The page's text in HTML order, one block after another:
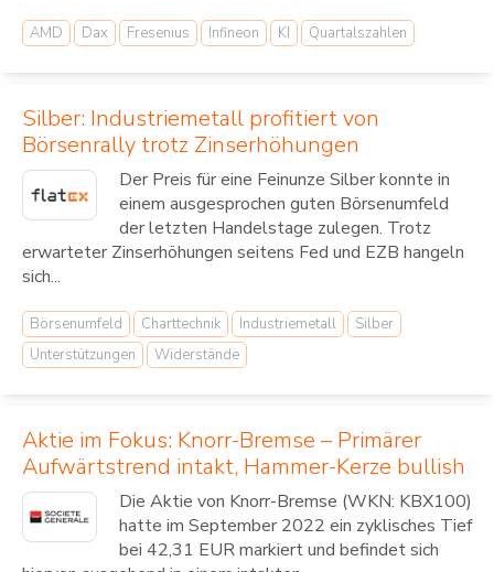
AMD Dax Fresenius Infineon KI Quartalszahlen
Silber: Industriemetall profitiert von
Börsenrally trotz Zinserhöhungen
Der Preis für eine Feinunze Silber konnte in
einem ausgesprochen guten Börsenumfeld
der letzten Handelstage zulegen. Trotz
erwarteter Zinserhöhungen seitens Fed und EZB hangeln
sich...
Börsenumfeld Charttechnik Industriemetall
Silber
Unterstützungen
Widerstände
Aktie im Fokus: Knorr-Bremse – Primärer
Aufwärtstrend intakt, Hammer-Kerze bullish
Die Aktie von Knorr-Bremse (WKN: KBX100)
hatte im September 2022 ein zyklisches Tief
bei 42,31 EUR markiert und befindet sich